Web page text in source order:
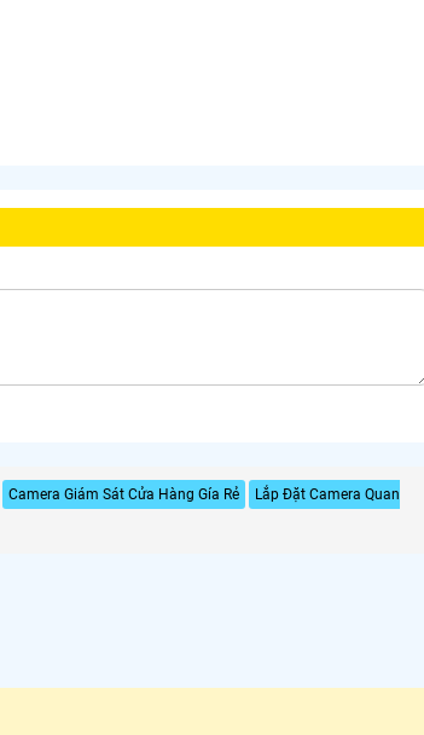
Camera Giám Sát Cửa Hàng Gía Rẻ
Lắp Đặt Camera Quan